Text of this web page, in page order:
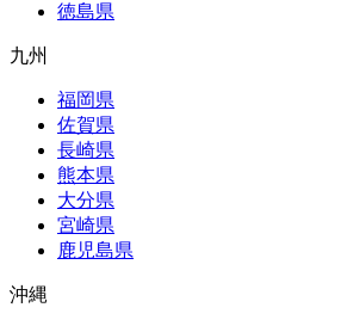
徳島県
九州
福岡県
佐賀県
長崎県
熊本県
大分県
宮崎県
鹿児島県
沖縄